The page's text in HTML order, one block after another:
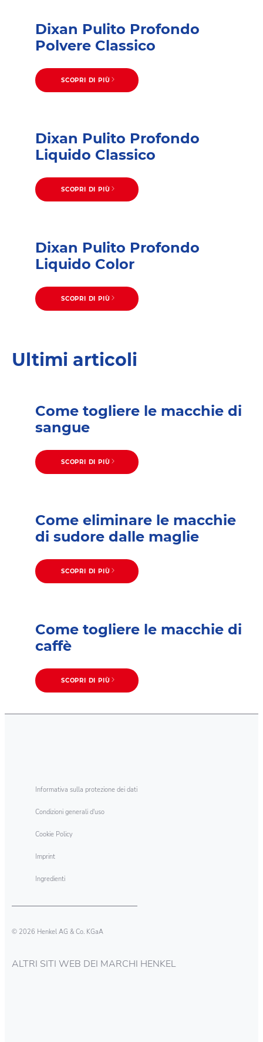
Dixan Pulito Profondo
Polvere Classico
SCOPRI DI PIÙ
Dixan Pulito Profondo
Liquido Classico
SCOPRI DI PIÙ
Dixan Pulito Profondo
Liquido Color
SCOPRI DI PIÙ
Ultimi articoli
Come togliere le macchie di
sangue
SCOPRI DI PIÙ
Come eliminare le macchie
di sudore dalle maglie
SCOPRI DI PIÙ
Come togliere le macchie di
caffè
SCOPRI DI PIÙ
Informativa sulla protezione dei dati
Condizioni generali d'uso
Cookie Policy
Imprint
Ingredienti
© 2026 Henkel AG & Co. KGaA
ALTRI SITI WEB DEI MARCHI HENKEL